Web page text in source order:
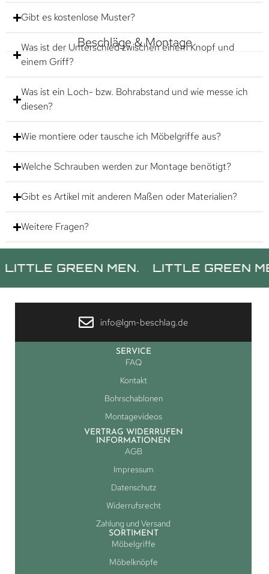
Gibt es kostenlose Muster?
Beschläge & Montage
Was ist der Unterschied zwischen einem Knopf und
einem Griff?
Was ist ein Loch- bzw. Bohrabstand und wie messe ich
diesen?
Wie montiere oder tausche ich Möbelgriffe aus?
Welche Schrauben werden zur Montage benötigt?
Gibt es Artikel mit anderen Maßen oder Materialien?
Weitere Fragen?
GREEN MEN. LITTLE GREEN MEN.
info@lgm-beschlag.de
SERVICE
FAQ
Kontakt
Bohrschablonen
Montagevideos
VERTRAG WIDERRUFEN
INFORMATIONEN
AGB
Impressum
Datenschutz
Widerrufsrecht
Zahlung und Versand
SORTIMENT
Möbelgriffe
Möbelknöpfe